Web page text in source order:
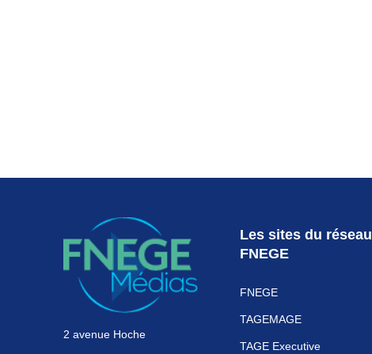
2 avenue Hoche
Les sites du réseau
FNEGE
FNEGE
TAGEMAGE
TAGE Executive